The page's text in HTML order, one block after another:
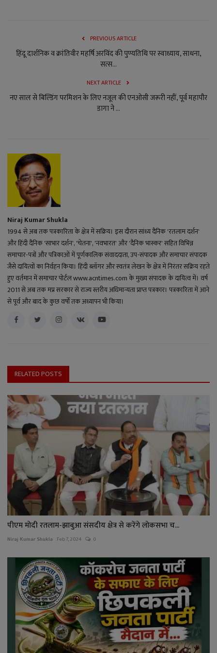
PREVIOUS ARTICLE
हिंदू दार्शनिक व क्रांतिवीर महर्षि अरविंद की पुण्यतिथि पर स्वाध्याय, साधना,
सत्स...
NEXT ARTICLE
नए साल से बिल्डिंग परमिशन के लिए नजूल की एनओसी जरूरी नहीं, पूर्व महापौर
डागा ने ...
Niraj Kumar Shukla
1994 से अब तक पत्रकारिता के क्षेत्र में सक्रिय। इस दौरान सांध्य दैनिक 'रतलाम दर्शन'
और हिंदी दैनिक 'साभार दर्शन', 'चेतना', 'नवभारत' और 'दैनिक भास्कर' सहित विभिन्न
समाचार-पत्रों और पत्रिकाओं में पूर्णकालिक संवाददाता, उप-संपादक और समाचार संपादक
जैसे दायित्वों का निर्वहन किया। हिंदी ब्लॉगर और स्वतंत्र लेखन के क्षेत्र में निरंतर सक्रिय रहते
हुए वर्तमान में समाचार पोर्टल www.acntimes.com के मुख्य संपादक के दायित्व में। वर्ष
2011 से अब तक मप्र सरकार से राज्य स्तरीय अधिमान्यता प्राप्त पत्रकार। पत्रकारिता में आने
से पूर्व और बाद के कुछ वर्षों तक अध्यापन भी किया।
RELATED POSTS
पीएम मोदी रतलाम-झाबुआ संसदीय क्षेत्र से करेंगे लोकसभा च...
Niraj Kumar Shukla Feb 7, 2024 0